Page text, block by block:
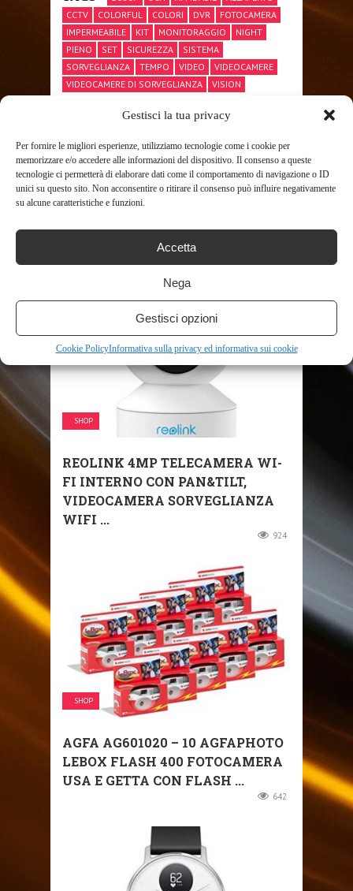
Gestisci la tua privacy
Per fornire le migliori esperienze, utilizziamo tecnologie come i cookie per
memorizzare e/o accedere alle informazioni del dispositivo. Il consenso a queste
tecnologie ci permetterà di elaborare dati come il comportamento di navigazione o ID
unici su questo sito. Non acconsentire o ritirare il consenso può influire negativamente
su alcune caratteristiche e funzioni.
Accetta
Nega
Gestisci opzioni
Cookie PolicyInformativa sulla privacy ed informativa sui cookie
CCTV
COLORFUL COLORI DVR
FOTOCAMERA
IMPERMEABILE
KIT MONITORAGGIO
NIGHT
PIENO
SET SICUREZZA
SISTEMA
SORVEGLIANZA
TEMPO VIDEO
VIDEOCAMERE
VIDEOCAMERE DI SORVEGLIANZA
VISION
SHARE THIS POST
RELATED POSTS
SHOP
REOLINK 4MP TELECAMERA WI-
FI INTERNO CON PAN&TILT,
VIDEOCAMERA SORVEGLIANZA
WIFI ...
924
SHOP
AGFA AG601020 – 10 AGFAPHOTO
LEBOX FLASH 400 FOTOCAMERA
USA E GETTA CON FLASH ...
642